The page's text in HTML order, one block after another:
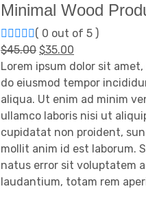
Minimal Wood
( 0 out of 5 )
$45.00 $35.00
Lorem ipsum dolor sit
do eiusmod tempor
aliqua. Ut enim ad minim
ullamco laboris nisi ut
cupidatat non proident,
mollit anim id est laborum.
natus error sit voluptatem
laudantium, totam rem